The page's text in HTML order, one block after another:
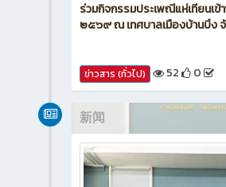
ร่วมกิจกรรมประเพณีแห่เทียนเข้
๒๕๖๙ ณ เทศบาลเมืองบ้านบึง
ข่าวสาร (ทั่วไป) 52 0
新闻